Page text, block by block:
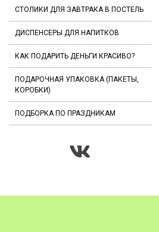
СТОЛИКИ ДЛЯ ЗАВТРАКА В ПОСТЕЛЬ
ДИСПЕНСЕРЫ ДЛЯ НАПИТКОВ
КАК ПОДАРИТЬ ДЕНЬГИ КРАСИВО?
ПОДАРОЧНАЯ УПАКОВКА (ПАКЕТЫ,
КОРОБКИ)
ПОДБОРКА ПО ПРАЗДНИКАМ